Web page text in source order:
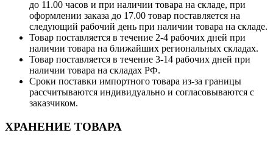
до 11.00 часов и при наличии товара на складе, при
оформлении заказа до 17.00 товар поставляется на
следующий рабочий день при наличии товара на складе.
Товар поставляется в течение 2-4 рабочих дней при
наличии товара на ближайших региональных складах.
Товар поставляется в течение 3-14 рабочих дней при
наличии товара на складах РФ.
Сроки поставки импортного товара из-за границы
рассчитываются индивидуально и согласовываются с
заказчиком.
ХРАНЕНИЕ ТОВАРА